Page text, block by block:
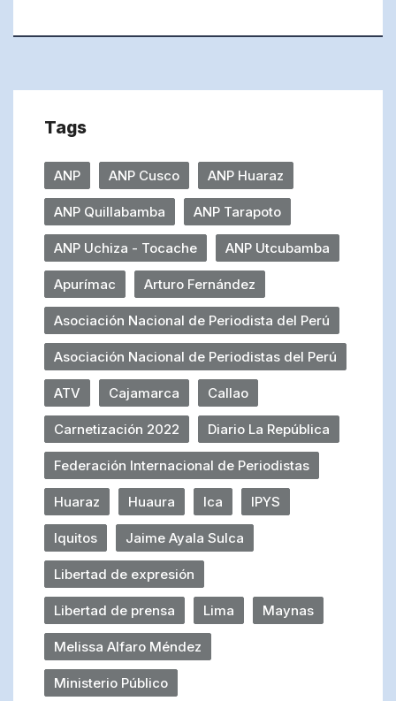
Tags
ANP ANP Cusco ANP Huaraz
ANP Quillabamba ANP Tarapoto
ANP Uchiza - Tocache ANP Utcubamba
Apurímac Arturo Fernández
Asociación Nacional de Periodista del Perú
Asociación Nacional de Periodistas del Perú
ATV Cajamarca Callao
Carnetización 2022 Diario La República
Federación Internacional de Periodistas
Huaraz Huaura Ica IPYS
Iquitos Jaime Ayala Sulca
Libertad de expresión
Libertad de prensa Lima Maynas
Melissa Alfaro Méndez
Ministerio Público